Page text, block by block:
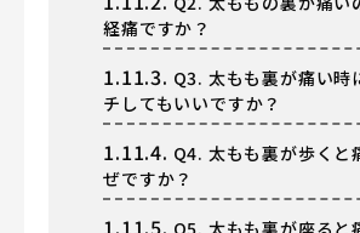
経痛ですか？
1.11.3. Q3. 太もも裏が痛い時
チしてもいいですか？
1.11.4. Q4. 太もも裏が歩くと
ぜですか？
1.11.5.